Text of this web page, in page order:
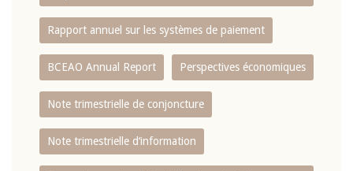
Rapport annuel sur les systèmes de paiement
BCEAO Annual Report Perspectives économiques
Note trimestrielle de conjoncture
Note trimestrielle d‘information